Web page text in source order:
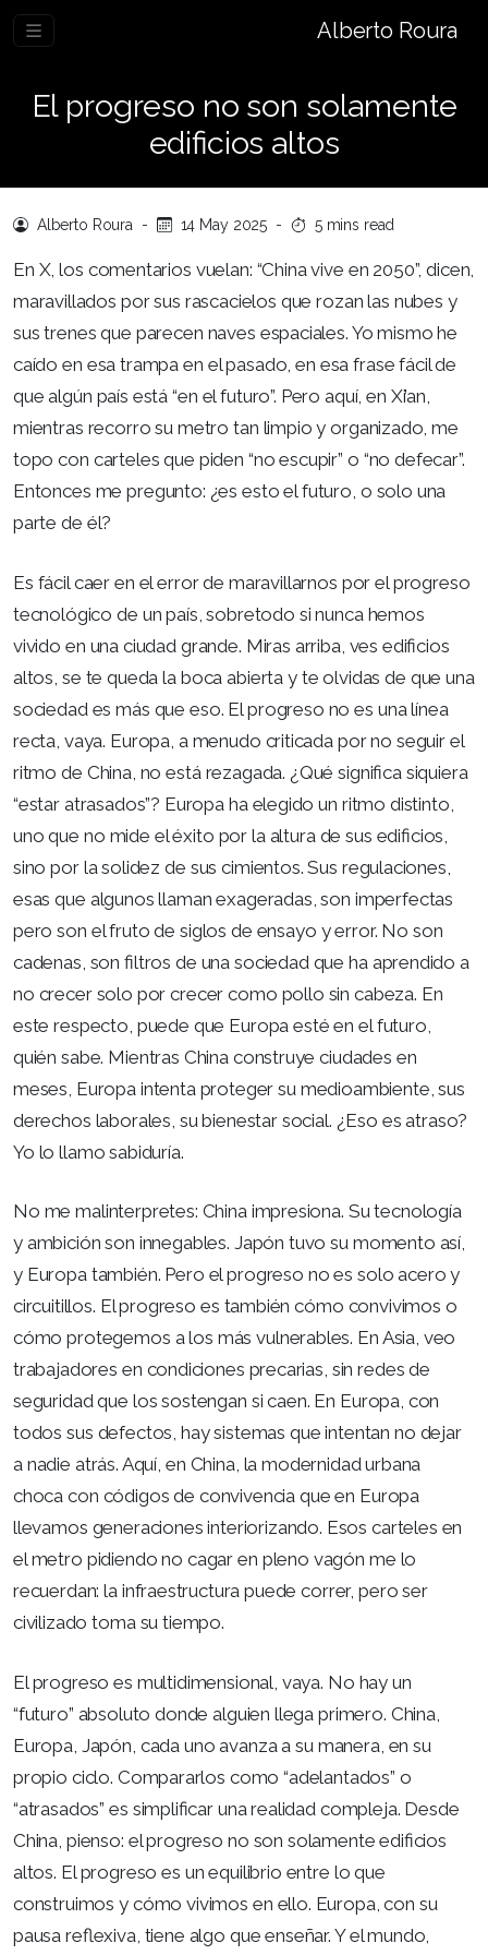
Alberto Roura
El progreso no son solamente
edificios altos
Alberto Roura - 14 May 2025 - 5 mins read
En X, los comentarios vuelan: “China vive en 2050”, dicen,
maravillados por sus rascacielos que rozan las nubes y
sus trenes que parecen naves espaciales. Yo mismo he
caído en esa trampa en el pasado, en esa frase fácil de
que algún país está “en el futuro”. Pero aquí, en Xi’an,
mientras recorro su metro tan limpio y organizado, me
topo con carteles que piden “no escupir” o “no defecar”.
Entonces me pregunto: ¿es esto el futuro, o solo una
parte de él?
Es fácil caer en el error de maravillarnos por el progreso
tecnológico de un país, sobretodo si nunca hemos
vivido en una ciudad grande. Miras arriba, ves edificios
altos, se te queda la boca abierta y te olvidas de que una
sociedad es más que eso. El progreso no es una línea
recta, vaya. Europa, a menudo criticada por no seguir el
ritmo de China, no está rezagada. ¿Qué significa siquiera
“estar atrasados”? Europa ha elegido un ritmo distinto,
uno que no mide el éxito por la altura de sus edificios,
sino por la solidez de sus cimientos. Sus regulaciones,
esas que algunos llaman exageradas, son imperfectas
pero son el fruto de siglos de ensayo y error. No son
cadenas, son filtros de una sociedad que ha aprendido a
no crecer solo por crecer como pollo sin cabeza. En
este respecto, puede que Europa esté en el futuro,
quién sabe. Mientras China construye ciudades en
meses, Europa intenta proteger su medioambiente, sus
derechos laborales, su bienestar social. ¿Eso es atraso?
Yo lo llamo sabiduría.
No me malinterpretes: China impresiona. Su tecnología
y ambición son innegables. Japón tuvo su momento así,
y Europa también. Pero el progreso no es solo acero y
circuitillos. El progreso es también cómo convivimos o
cómo protegemos a los más vulnerables. En Asia, veo
trabajadores en condiciones precarias, sin redes de
seguridad que los sostengan si caen. En Europa, con
todos sus defectos, hay sistemas que intentan no dejar
a nadie atrás. Aquí, en China, la modernidad urbana
choca con códigos de convivencia que en Europa
llevamos generaciones interiorizando. Esos carteles en
el metro pidiendo no cagar en pleno vagón me lo
recuerdan: la infraestructura puede correr, pero ser
civilizado toma su tiempo.
El progreso es multidimensional, vaya. No hay un
“futuro” absoluto donde alguien llega primero. China,
Europa, Japón, cada uno avanza a su manera, en su
propio ciclo. Compararlos como “adelantados” o
“atrasados” es simplificar una realidad compleja. Desde
China, pienso: el progreso no son solamente edificios
altos. El progreso es un equilibrio entre lo que
construimos y cómo vivimos en ello. Europa, con su
pausa reflexiva, tiene algo que enseñar. Y el mundo,